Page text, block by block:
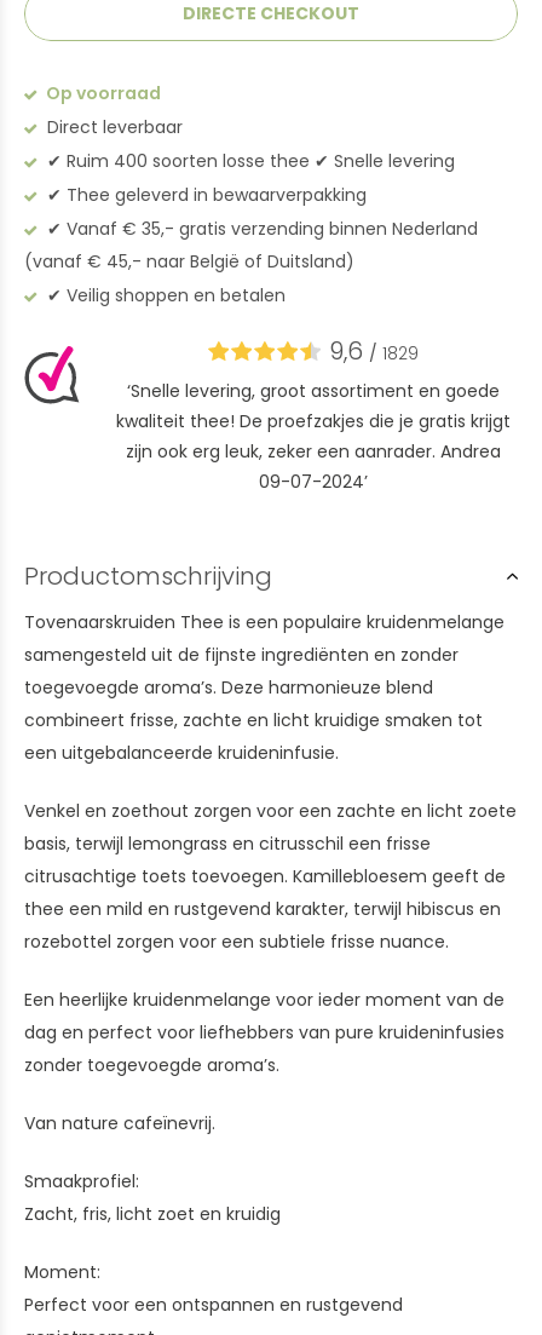
DIRECTE CHECKOUT
Op voorraad
Direct leverbaar
✔︎ Ruim 400 soorten losse thee ✔︎ Snelle levering
✔︎ Thee geleverd in bewaarverpakking
✔︎ Vanaf € 35,- gratis verzending binnen Nederland
(vanaf € 45,- naar België of Duitsland)
✔︎ Veilig shoppen en betalen
9,6 / 1829
‘Snelle levering, groot assortiment en goede
kwaliteit thee! De proefzakjes die je gratis krijgt
zijn ook erg leuk, zeker een aanrader. Andrea
09-07-2024’
Productomschrijving
Tovenaarskruiden Thee is een populaire kruidenmelange
samengesteld uit de fijnste ingrediënten en zonder
toegevoegde aroma’s. Deze harmonieuze blend
combineert frisse, zachte en licht kruidige smaken tot
een uitgebalanceerde kruideninfusie.
Venkel en zoethout zorgen voor een zachte en licht zoete
basis, terwijl lemongrass en citrusschil een frisse
citrusachtige toets toevoegen. Kamillebloesem geeft de
thee een mild en rustgevend karakter, terwijl hibiscus en
rozebottel zorgen voor een subtiele frisse nuance.
Een heerlijke kruidenmelange voor ieder moment van de
dag en perfect voor liefhebbers van pure kruideninfusies
zonder toegevoegde aroma’s.
Van nature cafeïnevrij.
Smaakprofiel:
Zacht, fris, licht zoet en kruidig
Moment:
Perfect voor een ontspannen en rustgevend